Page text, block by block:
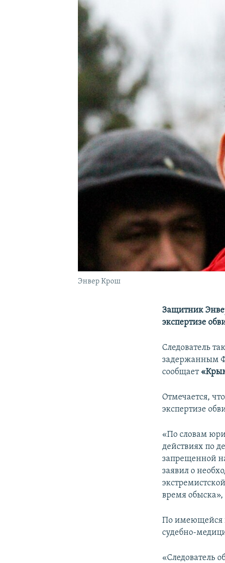
УКРАИНСКАЯ ПРОБЛЕМА КРЫМА
Энвер Крош
Защитник
экспертизе
Следователь
задержанным
сообщает
Отмечается,
экспертизе
«По словам
действиях по
запрещенной
заявил о
время обыска»,
По имеющейся
судебно-
«Следователь